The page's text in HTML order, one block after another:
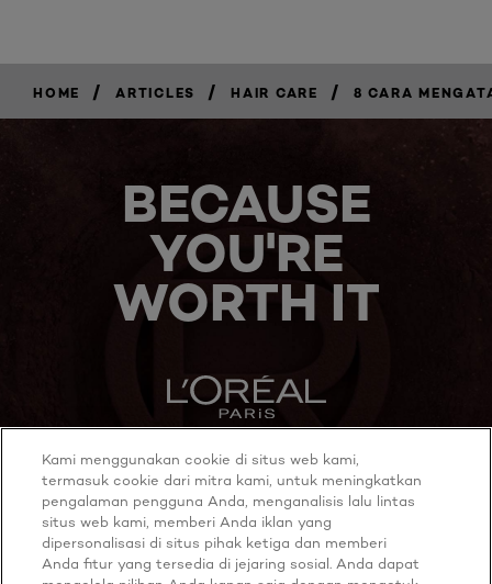
HOME / ARTICLES / HAIR CARE / 8 CARA
BECAUSE
YOU'RE
WORTH IT
MORE TO EXPLORE
Youtube
Twitter
Kami menggunakan cookie di situs web kami,
termasuk cookie dari mitra kami, untuk meningkatkan
pengalaman pengguna Anda, menganalisis lalu lintas
situs web kami, memberi Anda iklan yang
dipersonalisasi di situs pihak ketiga dan memberi
Anda fitur yang tersedia di jejaring sosial. Anda dapat